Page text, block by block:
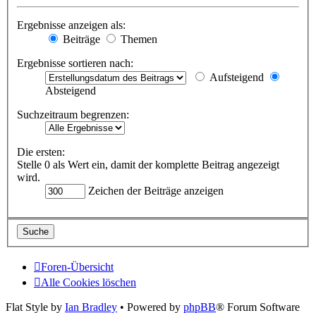
Ergebnisse anzeigen als:
Beiträge
Themen
Ergebnisse sortieren nach:
Aufsteigend
Absteigend
Suchzeitraum begrenzen:
Die ersten:
Stelle 0 als Wert ein, damit der komplette Beitrag angezeigt
wird.
Zeichen der Beiträge anzeigen
Foren-Übersicht
Alle Cookies löschen
Flat Style by Ian Bradley • Powered by phpBB® Forum Software